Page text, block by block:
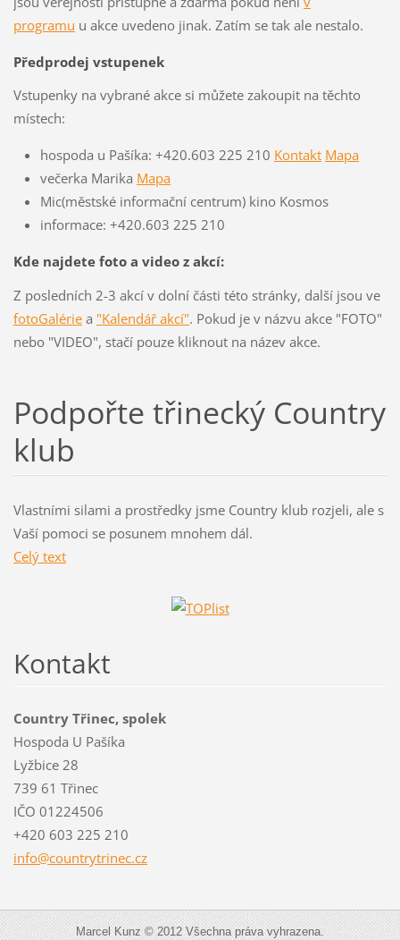
programu u akce uvedeno jinak. Zatím se tak ale nestalo.
Předprodej vstupenek
Vstupenky na vybrané akce si můžete zakoupit na těchto
místech:
hospoda u Pašíka: +420.603 225 210 Kontakt Mapa
večerka Marika Mapa
Mic(městské informační centrum) kino Kosmos
informace: +420.603 225 210
Kde najdete foto a video z akcí:
Z posledních 2-3 akcí v dolní části této stránky, další jsou ve
fotoGalériea "Kalendář akcí". Pokud je v názvu akce "FOTO"
nebo "VIDEO", stačí pouze kliknout na název akce.
Podpořte třinecký Country
klub
Vlastními silami a prostředky jsme Country klub rozjeli, ale s
Vaší pomoci se posunem mnohem dál.
Celý text
Kontakt
Country Třinec, spolek
Hospoda U Pašíka
Lyžbice 28
739 61 Třinec
IČO 01224506
+420 603 225 210
info@countrytrinec.cz
Marcel Kunz © 2012 Všechna práva vyhrazena.